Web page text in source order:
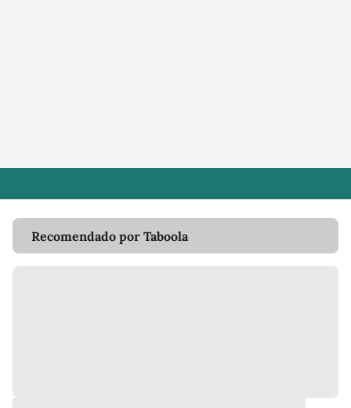
Recomendado por Taboola